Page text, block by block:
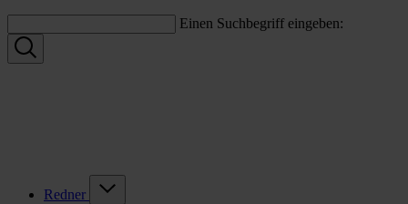
Einen Suchbegriff eingeben:
Redner